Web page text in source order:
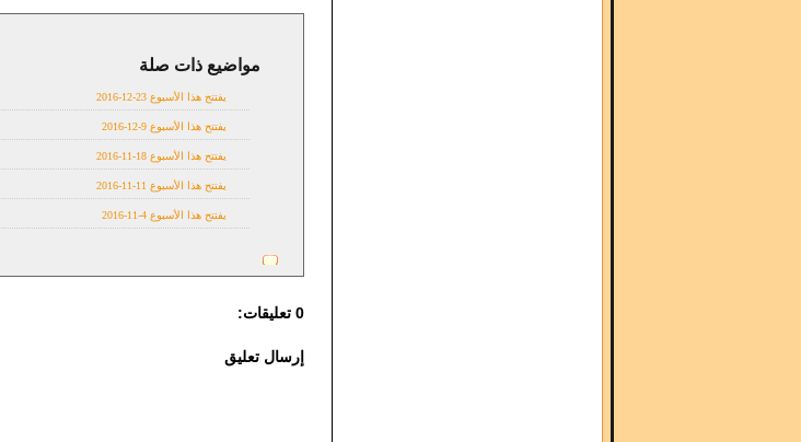
مواضيع ذات صلة
يفتتح هذا الأسبوع 23-12-2016
يفتتح هذا الأسبوع 9-12-2016
يفتتح هذا الأسبوع 18-11-2016
يفتتح هذا الأسبوع 11-11-2016
يفتتح هذا الأسبوع 4-11-2016
0 تعليقات:
إرسال تعليق